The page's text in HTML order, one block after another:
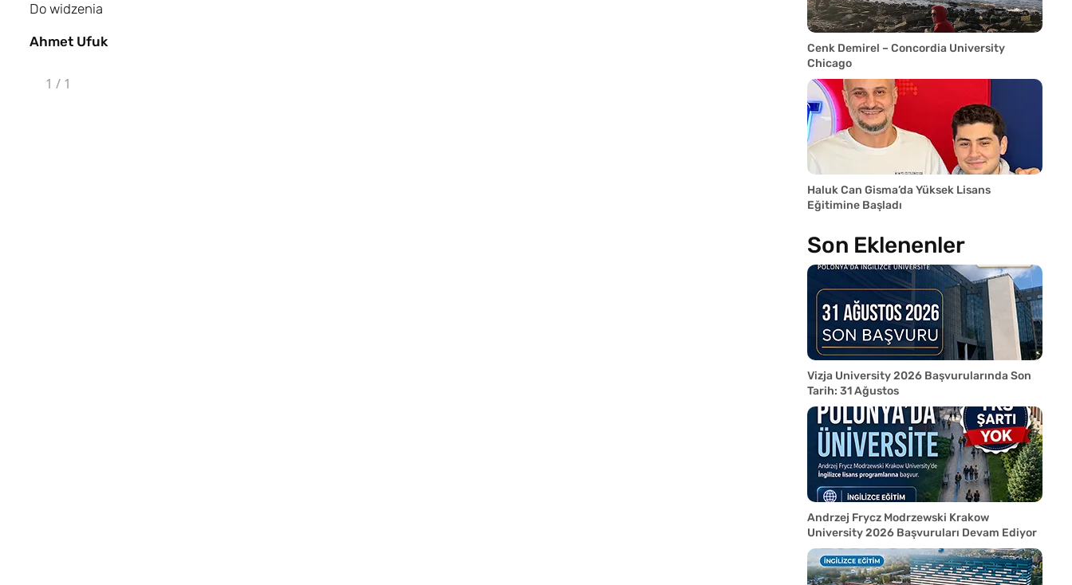
Cenk Demirel – Concordia University
Chicago
Haluk Can Gisma’da Yüksek Lisans
Eğitimine Başladı
Son Eklenenler
Vizja University 2026 Başvurularında Son
Tarih: 31 Ağustos
Andrzej Frycz Modrzewski Krakow
University 2026 Başvuruları Devam Ediyor
Do widzenia
Ahmet Ufuk
1 / 1